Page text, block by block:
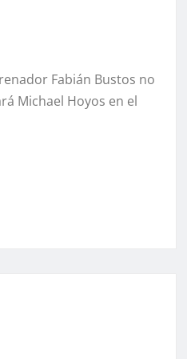
Fabián Bustos no
Michael Hoyos en el